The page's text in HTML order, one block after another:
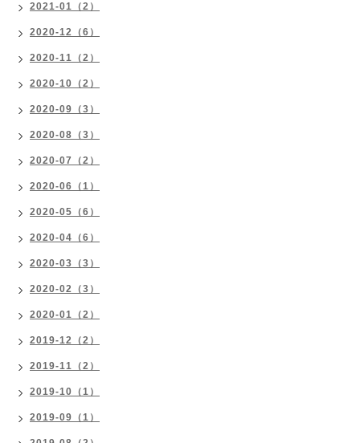
2021-01（2）
2020-12（6）
2020-11（2）
2020-10（2）
2020-09（3）
2020-08（3）
2020-07（2）
2020-06（1）
2020-05（6）
2020-04（6）
2020-03（3）
2020-02（3）
2020-01（2）
2019-12（2）
2019-11（2）
2019-10（1）
2019-09（1）